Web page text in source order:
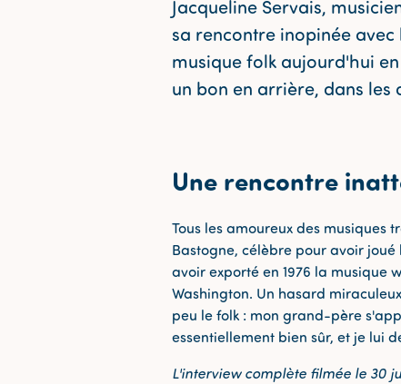
Jacqueline Servais,
sa rencontre inopinée
musique folk aujourd'hui
un bon en arrière, dans les
Une rencontre
Tous les amoureux des musiques
Bastogne, célèbre pour avoir joué
avoir exporté en 1976 la musique
Washington. Un hasard
peu le folk : mon grand-père
essentiellement bien sûr, et je lui
L'interview complète filmée le 30